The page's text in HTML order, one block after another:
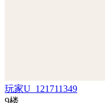
玩家U_121711349
9楼